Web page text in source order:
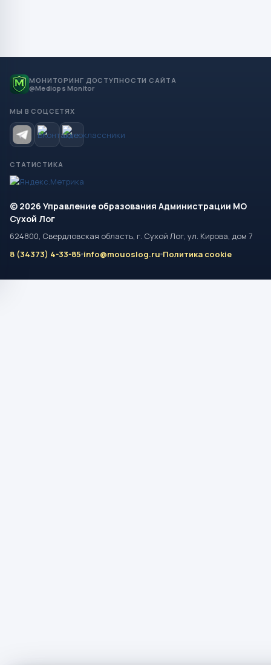
МОНИТОРИНГ ДОСТУПНОСТИ САЙТА
@Mediops Monitor
МЫ В СОЦСЕТЯХ
СТАТИСТИКА
© 2026 Управление образования Администрации МО
Сухой Лог
624800, Свердловская область, г. Сухой Лог, ул. Кирова, дом 7
8 (34373) 4-33-85 info@mouoslog.ru Политика cookie